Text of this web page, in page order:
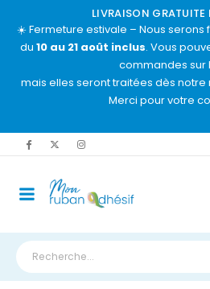
LIVRAISON GRATUITE
☀️ Fermeture estivale – Nous serons
du 10 au 21 août inclus. Vous
commandes sur
mais elles seront traitées dès notre
Merci pour votre